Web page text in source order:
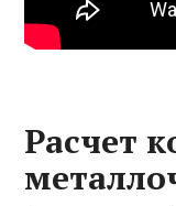
Расчет